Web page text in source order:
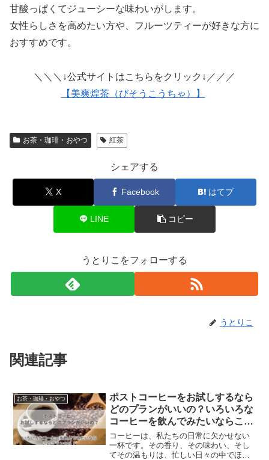
甘酸っぱくてジューシーな味わいがします。
女性らしさを高めたい方や、フルーツティーが好きな方に
おすすめです。
＼＼＼↓公式サイトはこちらをクリック↓／／／
【美爽煌茶（びそうこうちゃ）】
お茶・珈琲・おやつ 紅茶
シェアする
X Facebook はてブ
LINE コピー
うとりこをフォローする
うとりこ
関連記事
お茶・珈琲・おやつ
ポストコーヒーをお試しするなら
どのプランがいいの？いろいろな
コーヒーを飲んでみたいならこの
プランから！
コーヒーは、私たちの日常に欠かせない
一杯です。その香り、その味わい、そし
てその温もりは、忙しい日々の中でほっ